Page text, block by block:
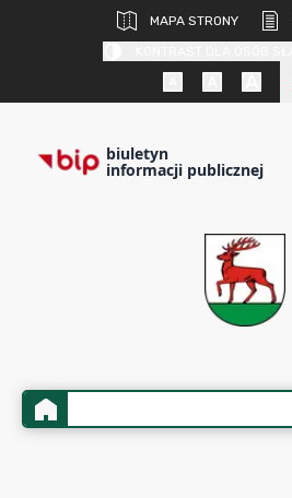
MAPA STRONY
biuletyn
informacji publicznej